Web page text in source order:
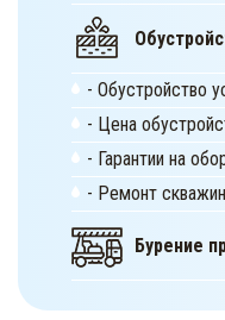
- Обустройство
- Цена
- Гарантии на
- Ремонт
Бурение